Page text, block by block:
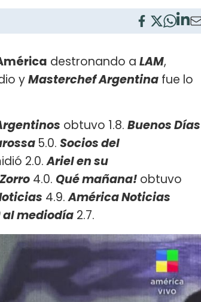
destronando a LAM,
yMasterchef Argentina fue lo
obtuvo 1.8. Buenos Días
5.0. Socios del
2.0.Ariel en su
4.0. Qué mañana! obtuvo
4.9.América Noticias
al mediodía 2.7.